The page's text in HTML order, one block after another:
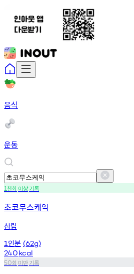
음식
운동
1천회 이상기록
초코무스케익
삼립
1 인분 (62g)
240kcal
50회 미만기록